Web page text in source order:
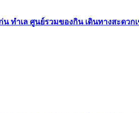
ำเล ศูนย์รวมของกิน เดินทางสะดวกเ